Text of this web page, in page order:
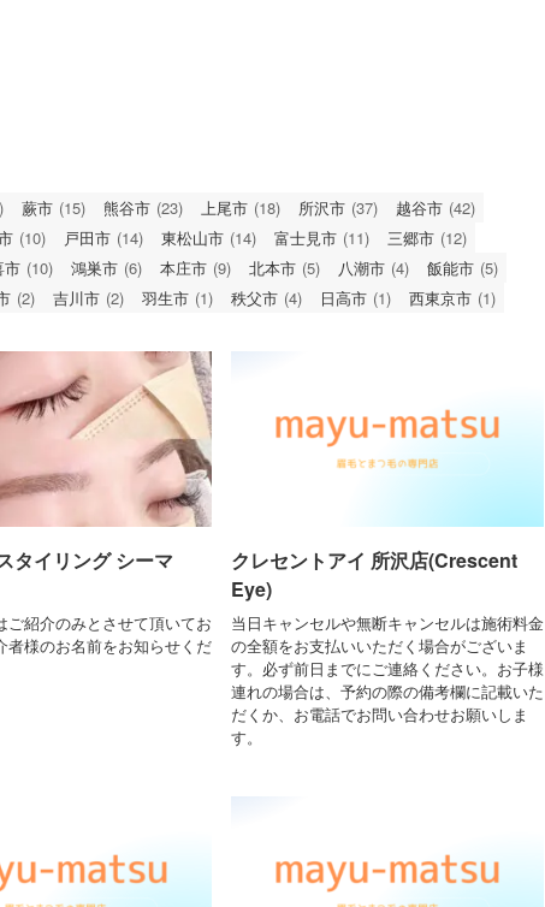
蕨市 (15) 熊谷市 (23) 上尾市 (18) 所沢市 (37) 越谷市 (42)
(10) 戸田市 (14) 東松山市 (14) 富士見市 (11) 三郷市 (12)
市 (10) 鴻巣市 (6) 本庄市 (9) 北本市 (5) 八潮市 (4) 飯能市 (5)
(2) 吉川市 (2) 羽生市 (1) 秩父市 (4) 日高市 (1) 西東京市 (1)
タイリング シーマ
ご紹介のみとさせて頂いてお
者様のお名前をお知らせくだ
クレセントアイ 所沢店(Crescent
Eye)
当日キャンセルや無断キャンセルは施術料金
の全額をお支払いいただく場合がございま
す。必ず前日までにご連絡ください。お子様
連れの場合は、予約の際の備考欄に記載いた
だくか、お電話でお問い合わせお願いしま
す。